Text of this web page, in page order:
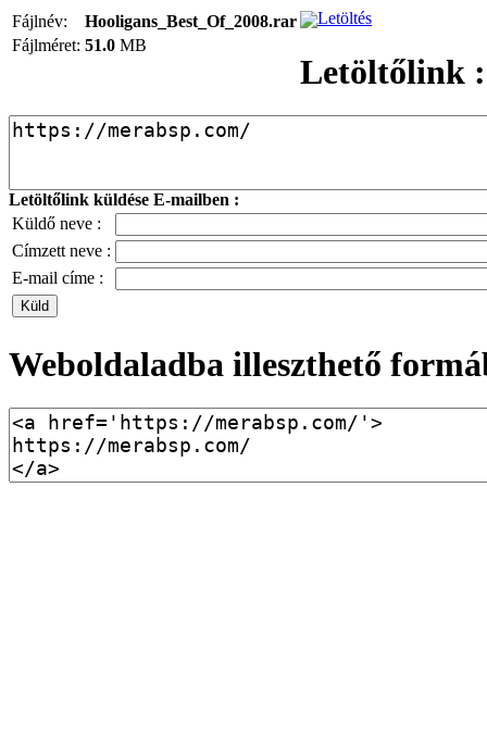
Fájlnév:
Hooligans_Best_Of_2008.rar
Fájlméret: 51.0 MB
Letöltés
Letöltőlink :
Letöltőlink küldése E-mailben :
Küldő neve :
Címzett neve :
E-mail címe :
Weboldaladba illeszthető